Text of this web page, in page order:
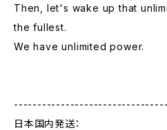
Then, let's wake up that
the fullest.
We have unlimited power.
日本国内発送：